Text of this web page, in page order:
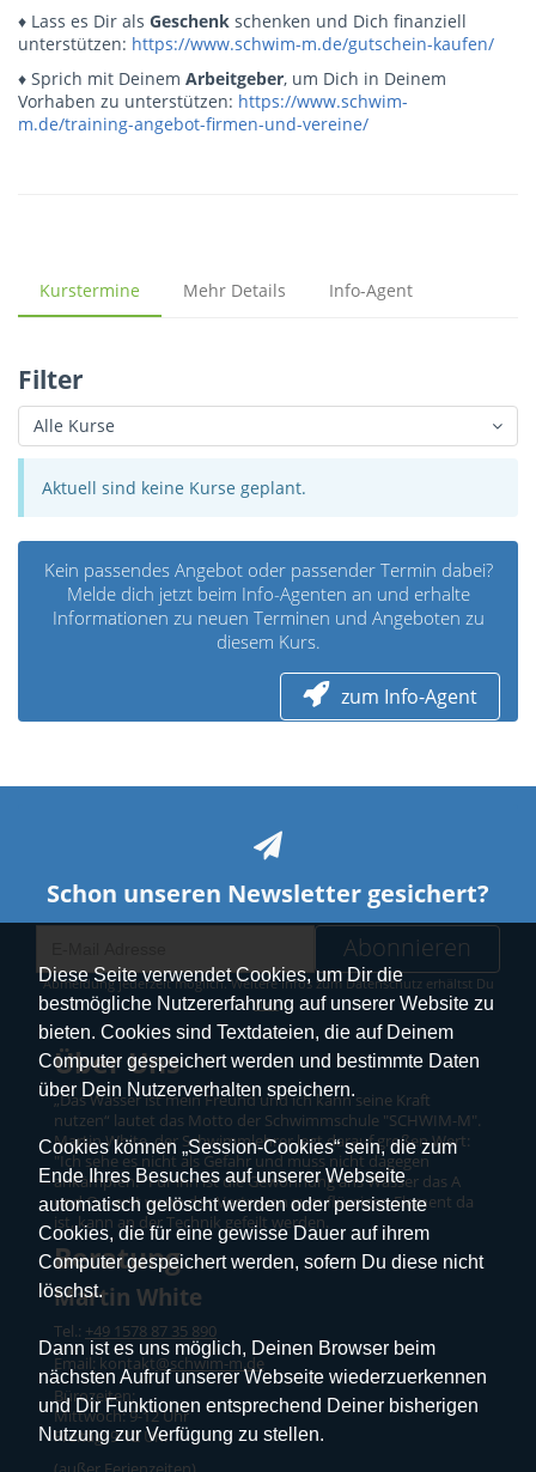
Diese Seite verwendet Cookies, um Dir die
bestmögliche Nutzererfahrung auf unserer Website zu
bieten. Cookies sind Textdateien, die auf Deinem
Computer gespeichert werden und bestimmte Daten
über Dein Nutzerverhalten speichern.
Cookies können „Session-Cookies“ sein, die zum
Ende Ihres Besuches auf unserer Webseite
automatisch gelöscht werden oder persistente
Cookies, die für eine gewisse Dauer auf ihrem
Computer gespeichert werden, sofern Du diese nicht
löschst.
Dann ist es uns möglich, Deinen Browser beim
nächsten Aufruf unserer Webseite wiederzuerkennen
und Dir Funktionen entsprechend Deiner bisherigen
Nutzung zur Verfügung zu stellen.
♦ Lass es Dir als Geschenk schenken und Dich finanziell
unterstützen: https://www.schwim-m.de/gutschein-kaufen/
♦ Sprich mit Deinem Arbeitgeber, um Dich in Deinem
Vorhaben zu unterstützen: https://www.schwim-
m.de/training-angebot-firmen-und-vereine/
Kurstermine Mehr Details Info-Agent
Filter
Alle Kurse
Aktuell sind keine Kurse geplant.
Kein passendes Angebot oder passender Termin dabei?
Melde dich jetzt beim Info-Agenten an und erhalte
Informationen zu neuen Terminen und Angeboten zu
diesem Kurs.
zum Info-Agent
Schon unseren Newsletter gesichert?
Abonnieren
Abmeldung jederzeit möglich. Weitere Infos zum Datenschutz erhältst Du
hier.
Über Uns
„Das Wasser ist mein Freund und ich kann seine Kraft
nutzen“ lautet das Motto der Schwimmschule "SCHWIM-M".
Martin White, der Schwimmlehrer legt darauf großen Wert:
"Ich sehe es nicht als Gefahr und muss nicht dagegen
ankämpfen.“ Für ihn ist die Gewöhnung ans Wasser das A
und O – erst wenn das Vertrauen zum flüssigen Element da
ist, kann an der Technik gefeilt werden.
Beratung
Martin White
Tel.: +49 1578 87 35 890
Email: kontakt@schwim-m.de
Bürozeiten:
Mittwoch: 9-12 Uhr
Freitag: 9-12 Uhr